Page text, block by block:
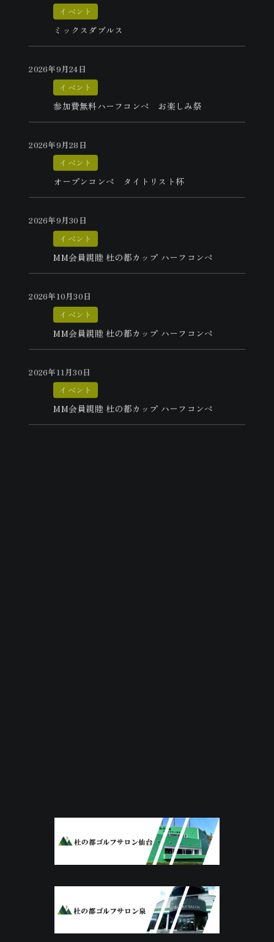
イベント
ミックスダブルス
2026年9月24日
イベント
参加費無料ハーフコンペ お楽しみ祭
2026年9月28日
イベント
オープンコンペ タイトリスト杯
2026年9月30日
イベント
MM会員親睦 杜の都カップ ハーフコンペ
2026年10月30日
イベント
MM会員親睦 杜の都カップ ハーフコンペ
2026年11月30日
イベント
MM会員親睦 杜の都カップ ハーフコンペ